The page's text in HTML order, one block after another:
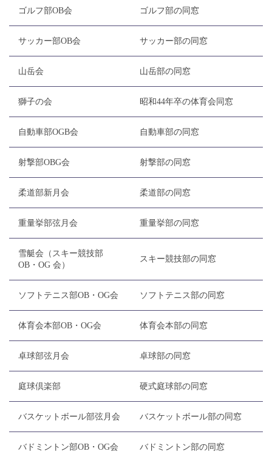
ゴルフ部OB会 ゴルフ部の同窓
サッカー部OB会 サッカー部の同窓
山岳会 山岳部の同窓
獅子の会 昭和44年卒の体育会同窓
自動車部OGB会 自動車部の同窓
射撃部OBG会 射撃部の同窓
柔道部新月会 柔道部の同窓
重量挙部弦月会 重量挙部の同窓
雪艇会（スキー競技部
OB・OG 会）
スキー競技部の同窓
ソフトテニス部OB・OG会 ソフトテニス部の同窓
体育会本部OB・OG会 体育会本部の同窓
卓球部弦月会 卓球部の同窓
庭球倶楽部 硬式庭球部の同窓
バスケットボール部弦月会 バスケットボール部の同窓
バドミントン部OB・OG会 バドミントン部の同窓